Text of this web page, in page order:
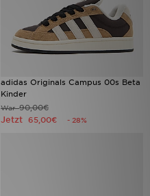
adidas Originals Campus 00s Beta
Kinder
War90,00€
Jetzt 65,00€ - 28%